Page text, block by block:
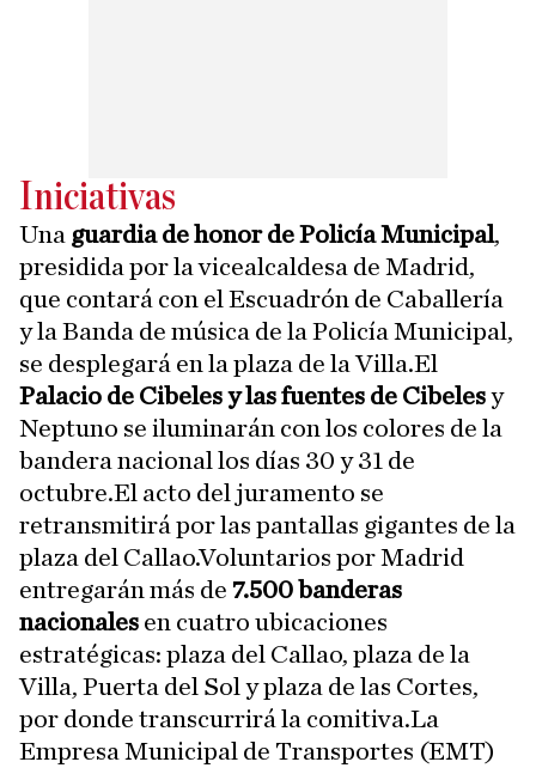
Iniciativas
Una guardia de honor de Policía Municipal,
presidida por la vicealcaldesa de Madrid,
que contará con el Escuadrón de Caballería
y la Banda de música de la Policía Municipal,
se desplegará en la plaza de la Villa.El
Palacio de Cibeles y las fuentes de Cibelesy
Neptuno se iluminarán con los colores de la
bandera nacional los días 30 y 31 de
octubre.El acto del juramento se
retransmitirá por las pantallas gigantes de la
plaza del Callao.Voluntarios por Madrid
entregarán más de 7.500 banderas
nacionales en cuatro ubicaciones
estratégicas: plaza del Callao, plaza de la
Villa, Puerta del Sol y plaza de las Cortes,
por donde transcurrirá la comitiva.La
Empresa Municipal de Transportes (EMT)